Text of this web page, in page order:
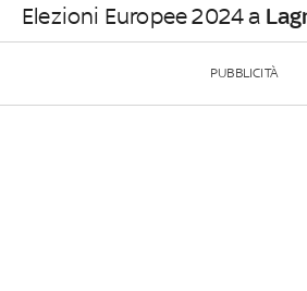
Elezioni Europee 2024 a
PUBBLICITÀ